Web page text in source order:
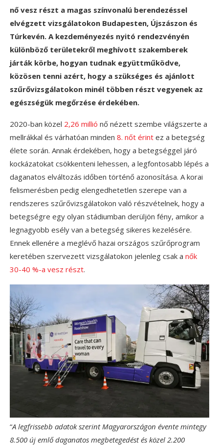
nő vesz részt a magas színvonalú berendezéssel
elvégzett vizsgálatokon Budapesten, Újszászon és
Túrkevén. A kezdeményezés nyitó rendezvényén
különböző területekről meghívott szakemberek
járták körbe, hogyan tudnak együttműködve,
közösen tenni azért, hogy a szükséges és ajánlott
szűrővizsgálatokon minél többen részt vegyenek az
egészségük megőrzése érdekében.
2020-ban közel 2,26 millió nő nézett szembe világszerte a
mellrákkal és várhatóan minden 8. nőt érint ez a betegség
élete során. Annak érdekében, hogy a betegséggel járó
kockázatokat csökkenteni lehessen, a legfontosabb lépés a
daganatos elváltozás időben történő azonosítása. A korai
felismerésben pedig elengedhetetlen szerepe van a
rendszeres szűrővizsgálatokon való részvételnek, hogy a
betegségre egy olyan stádiumban derüljön fény, amikor a
legnagyobb esély van a betegség sikeres kezelésére.
Ennek ellenére a meglévő hazai országos szűrőprogram
keretében szervezett vizsgálatokon jelenleg csak a nők
30-40 %-a vesz részt.
“A legfrissebb adatok szerint Magyarországon évente mintegy
8.500 új emlő daganatos megbetegedést és közel 2.200